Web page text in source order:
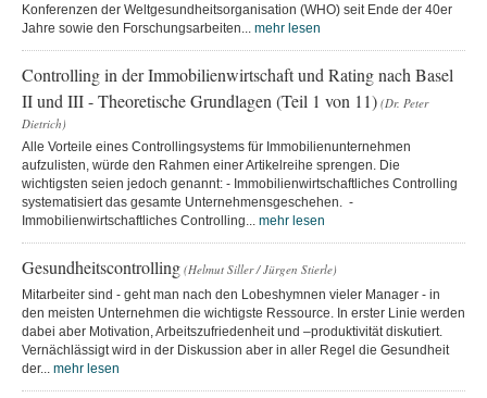
Konferenzen der Weltgesundheitsorganisation (WHO) seit Ende der 40er
Jahre sowie den Forschungsarbeiten... mehr lesen
Controlling in der Immobilienwirtschaft und Rating nach Basel
II und III - Theoretische Grundlagen (Teil 1 von 11) (Dr. Peter
Dietrich)
Alle Vorteile eines Controllingsystems für Immobilienunternehmen
aufzulisten, würde den Rahmen einer Artikelreihe sprengen. Die
wichtigsten seien jedoch genannt: - Immobilienwirtschaftliches Controlling
systematisiert das gesamte Unternehmensgeschehen. -
Immobilienwirtschaftliches Controlling... mehr lesen
Gesundheitscontrolling (Helmut Siller / Jürgen Stierle)
Mitarbeiter sind - geht man nach den Lobeshymnen vieler Manager - in
den meisten Unternehmen die wichtigste Ressource. In erster Linie werden
dabei aber Motivation, Arbeitszufriedenheit und –produktivität diskutiert.
Vernächlässigt wird in der Diskussion aber in aller Regel die Gesundheit
der... mehr lesen